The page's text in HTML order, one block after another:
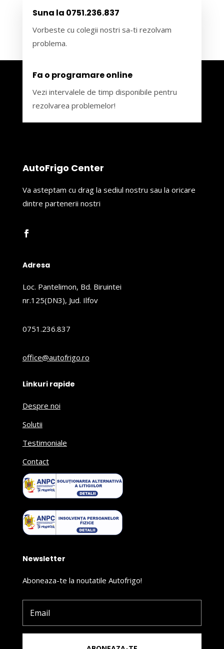
Suna la 0751.236.837
Vorbeste cu colegii nostri sa-ti rezolvam
problema.
Fa o programare online
Vezi intervalele de timp disponibile pentru
rezolvarea problemelor!
AutoFrigo Center
Va asteptam cu drag la sediul nostru sau la oricare
dintre partenerii nostri
Adresa
Loc. Pantelimon, Bd. Biruintei
nr.125(DN3), Jud. Ilfov
0751.236.837
office@autofrigo.ro
Linkuri rapide
Despre noi
Solutii
Testimoniale
Contact
Newsletter
Aboneaza-te la noutatile Autofrigo!